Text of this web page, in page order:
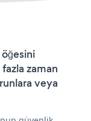
zaman
veya